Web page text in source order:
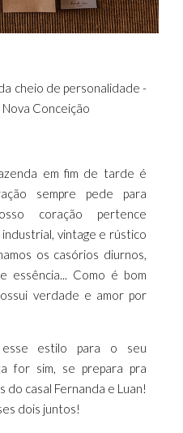
cheio de personalidade -
Conceição
em fim de tarde é
sempre pede para
coração pertence
vintage e rústico
os casórios diurnos,
essência... Como é bom
verdade e amor por
estilo para o seu
for sim, se prepara pra
do casal Fernanda e Luan!
dois juntos!